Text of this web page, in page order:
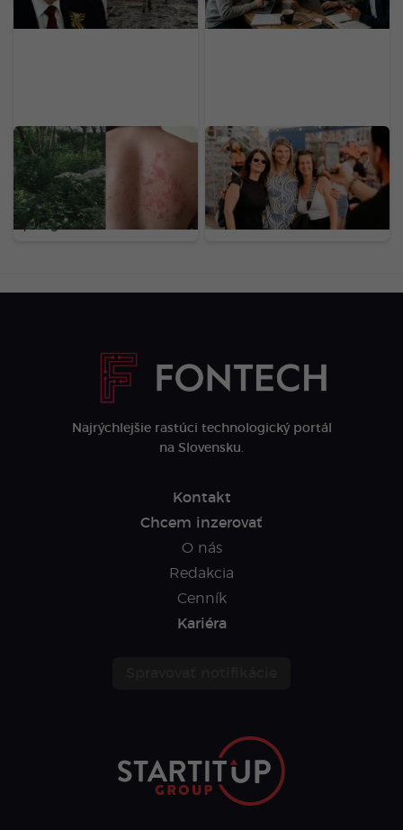
Na Slovensku sa šíri
nebezpečný gigant z
Kaukazu: Pozor na
rastlinu, ktorej dotyk
spôsobuje bolestivé
pľuzgiere
Nájdeš sa na našich
fotkách? Toto je
LOVESTREAM deň druhý
očami našej redakcie
(FOTOGALÉRIA)
Najrýchlejšie rastúci technologický portál
na Slovensku.
Kontakt
Chcem inzerovať
O nás
Redakcia
Cenník
Kariéra